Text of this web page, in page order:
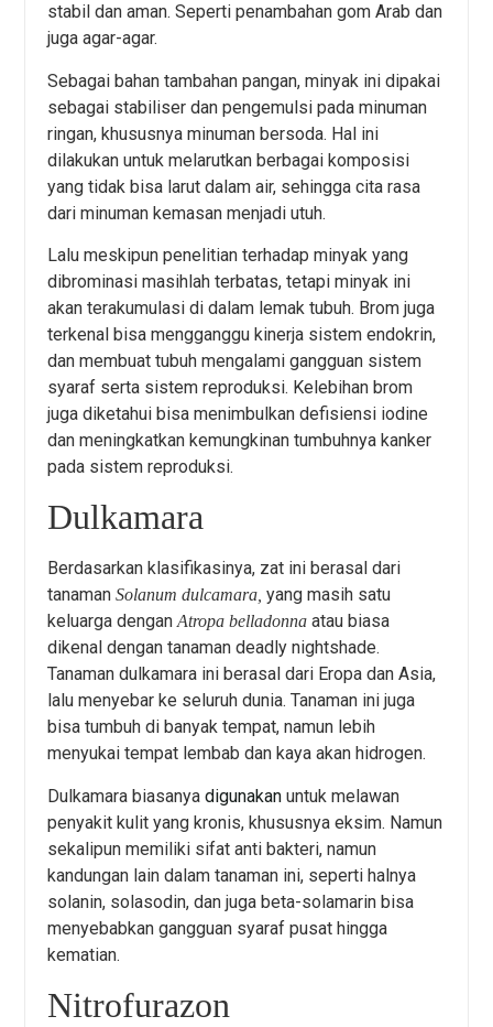
stabil dan aman. Seperti penambahan gom Arab dan
juga agar-agar.
Sebagai bahan tambahan pangan, minyak ini dipakai
sebagai stabiliser dan pengemulsi pada minuman
ringan, khususnya minuman bersoda. Hal ini
dilakukan untuk melarutkan berbagai komposisi
yang tidak bisa larut dalam air, sehingga cita rasa
dari minuman kemasan menjadi utuh.
Lalu meskipun penelitian terhadap minyak yang
dibrominasi masihlah terbatas, tetapi minyak ini
akan terakumulasi di dalam lemak tubuh. Brom juga
terkenal bisa mengganggu kinerja sistem endokrin,
dan membuat tubuh mengalami gangguan sistem
syaraf serta sistem reproduksi. Kelebihan brom
juga diketahui bisa menimbulkan defisiensi iodine
dan meningkatkan kemungkinan tumbuhnya kanker
pada sistem reproduksi.
Dulkamara
Berdasarkan klasifikasinya, zat ini berasal dari
tanamanSolanum dulcamara,yang masih satu
keluarga denganAtropa belladonnaatau biasa
dikenal dengan tanaman deadly nightshade.
Tanaman dulkamara ini berasal dari Eropa dan Asia,
lalu menyebar ke seluruh dunia. Tanaman ini juga
bisa tumbuh di banyak tempat, namun lebih
menyukai tempat lembab dan kaya akan hidrogen.
Dulkamara biasanyadigunakan untuk melawan
penyakit kulit yang kronis, khususnya eksim. Namun
sekalipun memiliki sifat anti bakteri, namun
kandungan lain dalam tanaman ini, seperti halnya
solanin, solasodin, dan juga beta-solamarin bisa
menyebabkan gangguan syaraf pusat hingga
kematian.
Nitrofurazon